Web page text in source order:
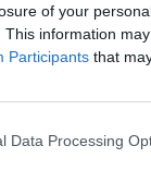
of your
This information
Participants that
Data Processing